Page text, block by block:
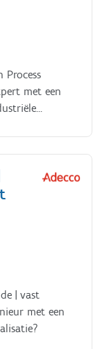
met een
| vast
met een